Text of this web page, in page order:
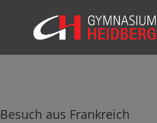
Besuch aus Frankreich